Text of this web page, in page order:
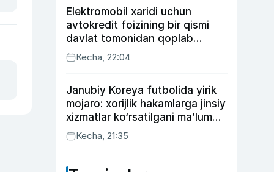
Elektromobil xaridi uchun
avtokredit foizining bir qismi
davlat tomonidan qoplab
berilishi mumkin
Kecha, 22:04
Janubiy Koreya futbolida yirik
mojaro: xorijlik hakamlarga jinsiy
xizmatlar ko‘rsatilgani ma’lum
qilindi
Kecha, 21:35